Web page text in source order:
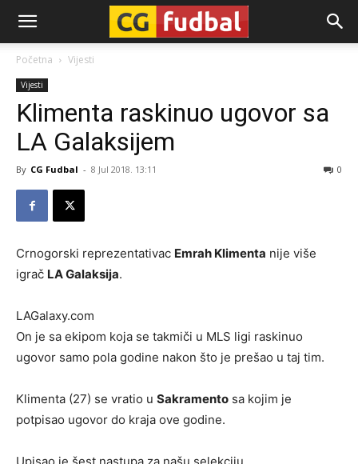
CG-
Fudbal
Početna Vijesti
Vijesti
Klimenta raskinuo ugovor sa
LA Galaksijem
By CG Fudbal - 8 Jul 2018. 13:11 0
Crnogorski reprezentativac Emrah Klimenta nije više
igrač LA Galaksija.
LAGalaxy.com
On je sa ekipom koja se takmiči u MLS ligi raskinuo
ugovor samo pola godine nakon što je prešao u taj tim.
Klimenta (27) se vratio u Sakramento sa kojim je
potpisao ugovor do kraja ove godine.